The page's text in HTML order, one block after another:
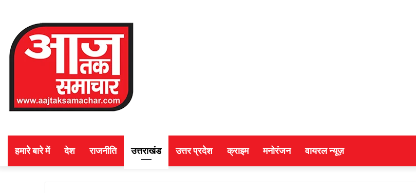
हमारे बारे में देश राजनीति उत्तराखंड उत्तर प्रदेश क्राइम मनोरंजन वायरल न्यूज़